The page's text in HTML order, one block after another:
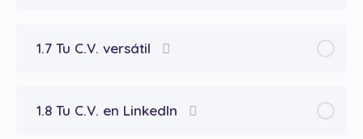
1.7 Tu C.V. versátil
1.8 Tu C.V. en LinkedIn